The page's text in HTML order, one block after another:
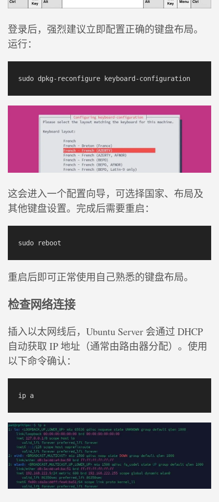
登录后，强烈建议立即配置正确的键盘布局。
运行：
这会进入一个配置向导，可选择国家、布局及
其他键盘设置。完成后需要重启：
重启后即可正常使用自己熟悉的键盘布局。
检查网络连接
插入以太网线后，Ubuntu Server 会通过 DHCP
自动获取 IP 地址（通常由路由器分配）。使用
以下命令确认：